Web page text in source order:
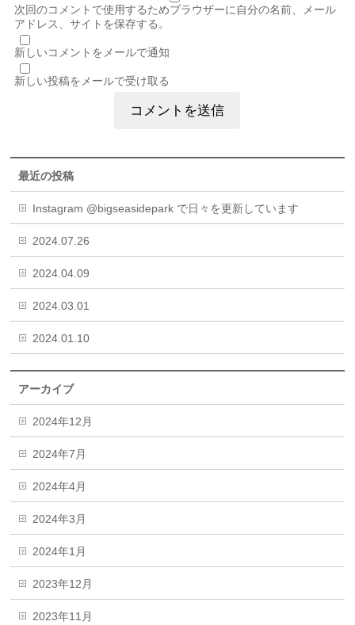
次回のコメントで使用するためブラウザーに自分の名前、メール
アドレス、サイトを保存する。
新しいコメントをメールで通知
新しい投稿をメールで受け取る
最近の投稿
Instagram @bigseasidepark で日々を更新しています
2024.07.26
2024.04.09
2024.03.01
2024.01.10
アーカイブ
2024年12月
2024年7月
2024年4月
2024年3月
2024年1月
2023年12月
2023年11月